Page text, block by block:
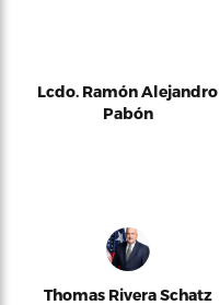
Lcdo. Ramón Alejandro
Pabón
Thomas Rivera Schatz